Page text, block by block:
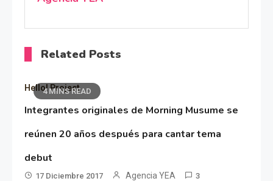
Related Posts
4 MINS READ
Hello! Project
Integrantes originales de Morning Musume se
reúnen 20 años después para cantar tema
debut
17 Diciembre 2017 Agencia YEA 3